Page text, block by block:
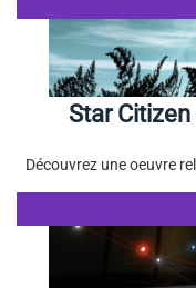
Star
Découvrez une oeuvre